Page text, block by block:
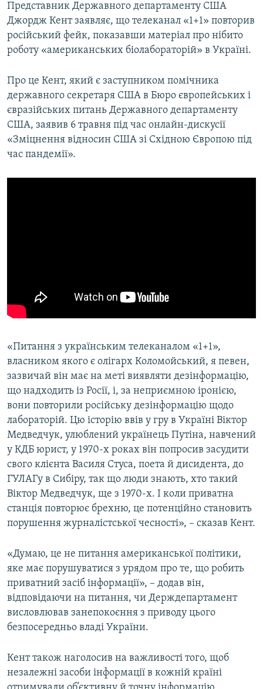
Усі сайти RFE/RL
Представник Державного департаменту США
Джордж Кент заявляє, що телеканал «1+1» повторив
російський фейк, показавши матеріал про нібито
роботу «американських біолабораторій» в Україні.
Про це Кент, який є заступником помічника
державного секретаря США в Бюро європейських і
євразійських питань Державного департаменту
США, заявив 6 травня під час онлайн-дискусії
«Зміцнення відносин США зі Східною Європою під
час пандемії».
«Питання з українським телеканалом «1+1»,
власником якого є олігарх Коломойський, я певен,
зазвичай він має на меті виявляти дезінформацію,
що надходить із Росії, і, за неприємною іронією,
вони повторили російську дезінформацію щодо
лабораторій. Цю історію ввів у гру в Україні Віктор
Медведчук, улюблений українець Путіна, навчений
у КДБ юрист, у 1970-х роках він попросив засудити
свого клієнта Василя Стуса, поета й дисидента, до
ГУЛАГу в Сибіру, так що люди знають, хто такий
Віктор Медведчук, ще з 1970-х. І коли приватна
станція повторює брехню, це потенційно становить
порушення журналістської чесності», – сказав Кент.
«Думаю, це не питання американської політики,
яке має порушуватися з урядом про те, що робить
приватний засіб інформації», – додав він,
відповідаючи на питання, чи Держдепартамент
висловлював занепокоєння з приводу цього
безпосередньо владі України.
Кент також наголосив на важливості того, щоб
незалежні засоби інформації в кожній країні